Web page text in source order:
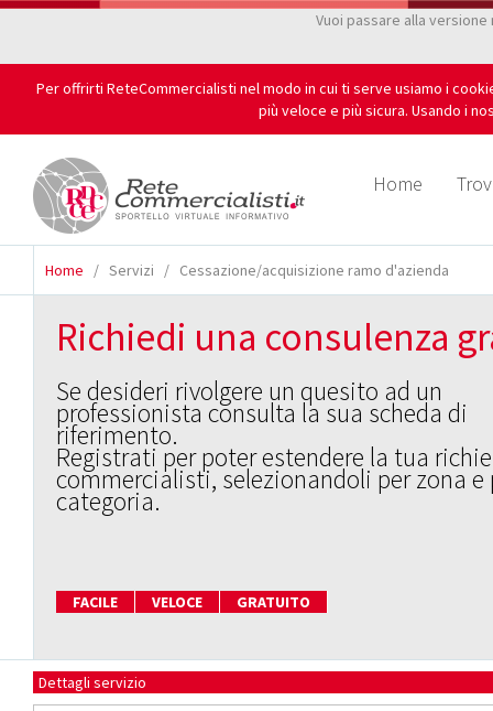
Vuoi passare alla
Per offrirti ReteCommercialisti nel modo in cui ti serve usiamo i
più veloce e più sicura. Usando i
Home
Home / Servizi / Cessazione/acquisizione ramo d'azienda
Richiedi una consulenza
Se desideri rivolgere un quesito ad un
professionista consulta la sua scheda di
riferimento.
Registrati per poter estendere la tua
commercialisti, selezionandoli per zona e
categoria.
FACILE VELOCE GRATUITO
Dettagli servizio